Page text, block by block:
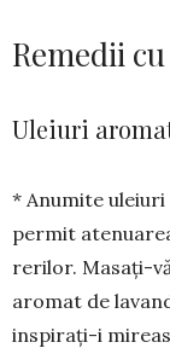
Remedii
Uleiuri
* Anumite uleiuri
permit
re­­rilor. Masați-
aromat de
inspi­rați-i